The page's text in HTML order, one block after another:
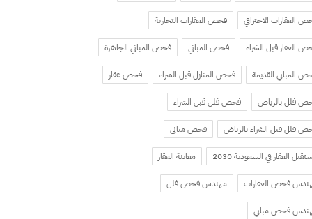
العقارات الاحترافي فحص العقارات التجارية
العقار قبل الشراء فحص المباني فحص المباني الجاهزة
المباني القديمة فحص المنازل قبل الشراء فحص عقار
فلل بالرياض فحص فلل قبل الشراء
فلل قبل الشراء بالرياض فحص مباني
العقار في السعودية 2030 معاينة العقار
فحص العقارات مهندس فحص فلل
فحص مباني